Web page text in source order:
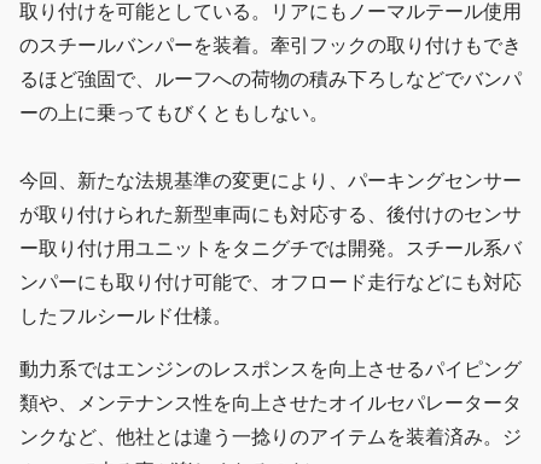
取り付けを可能としている。リアにもノーマルテール使用
のスチールバンパーを装着。牽引フックの取り付けもでき
るほど強固で、ルーフへの荷物の積み下ろしなどでバンパ
ーの上に乗ってもびくともしない。
今回、新たな法規基準の変更により、パーキングセンサー
が取り付けられた新型車両にも対応する、後付けのセンサ
ー取り付け用ユニットをタニグチでは開発。スチール系バ
ンパーにも取り付け可能で、オフロード走行などにも対応
したフルシールド仕様。
動力系ではエンジンのレスポンスを向上させるパイピング
類や、メンテナンス性を向上させたオイルセパレータータ
ンクなど、他社とは違う一捻りのアイテムを装着済み。ジ